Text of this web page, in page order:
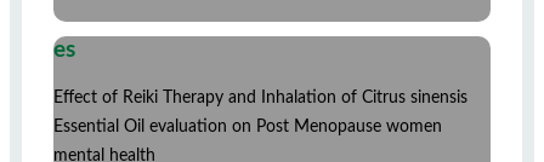
es
Effect of Reiki Therapy and Inhalation of Citrus sinensis
Essential Oil evaluation on Post Menopause women
mental health